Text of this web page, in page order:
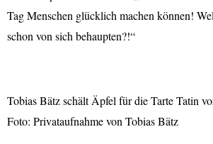
Tag Menschen glücklich machen können!
schon von sich behaupten?!“
Tobias Bätz schält Äpfel für die Tarte Tatin
Foto: Privataufnahme von Tobias Bätz